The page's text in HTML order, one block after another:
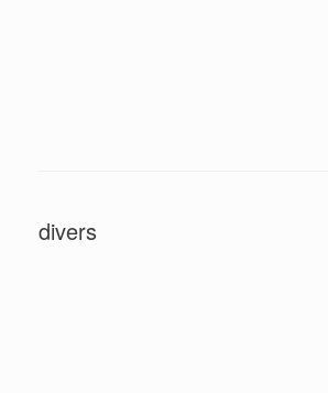
divers